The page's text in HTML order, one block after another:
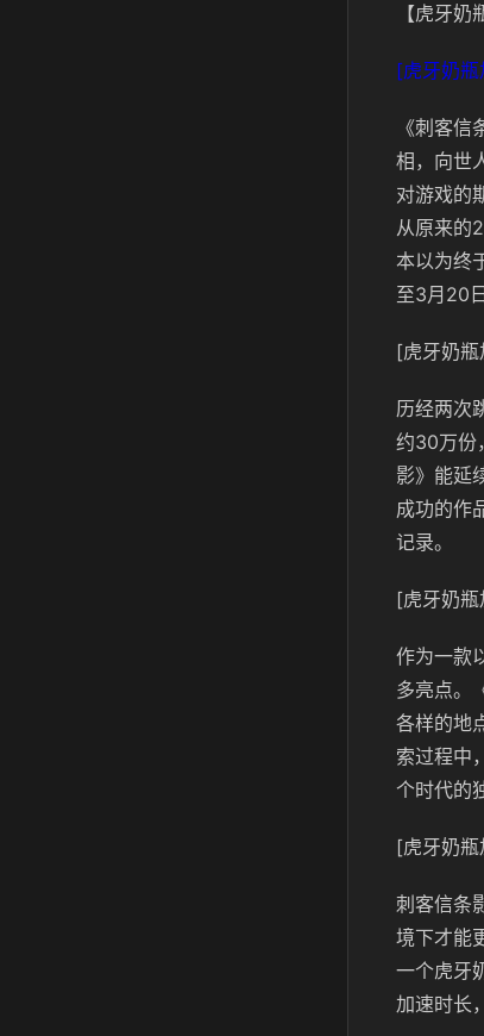
【虎牙
[虎牙奶
《刺客
相，向世
对游戏的
从原来的
本以为终
至3月20日
[虎牙奶
历经两次
约30万份
影》能延
成功的作
记录。
[虎牙奶
作为一款
多亮点。
各样的地
索过程中
个时代的
[虎牙奶
刺客信条
境下才能
一个虎牙
加速时长